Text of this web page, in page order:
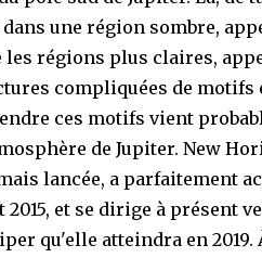
une région sombre,
régions plus claires,
compliquées de motifs
ces motifs vient
de Jupiter. New
lancée, a parfaitement
et se dirige à présent
qu'elle atteindra en 2019.